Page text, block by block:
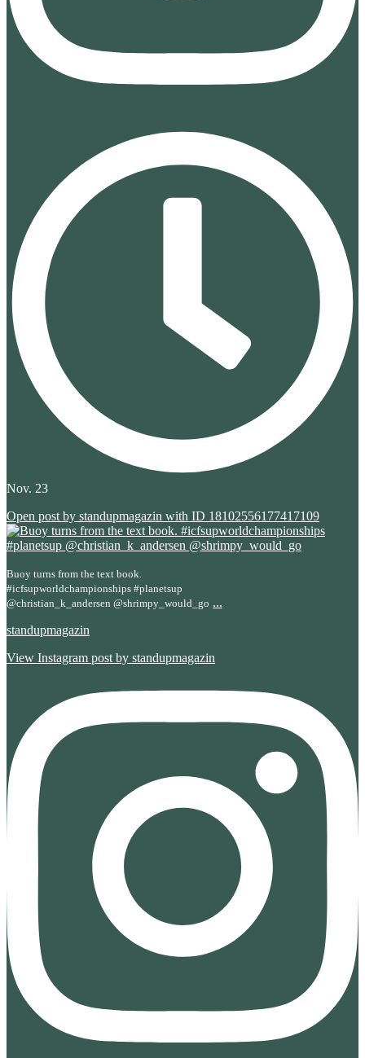
Nov. 23
Open post by standupmagazin with ID 18102556177417109
Buoy turns from the text book.
#icfsupworldchampionships #planetsup
@christian_k_andersen @shrimpy_would_go ...
standupmagazin
View Instagram post by standupmagazin